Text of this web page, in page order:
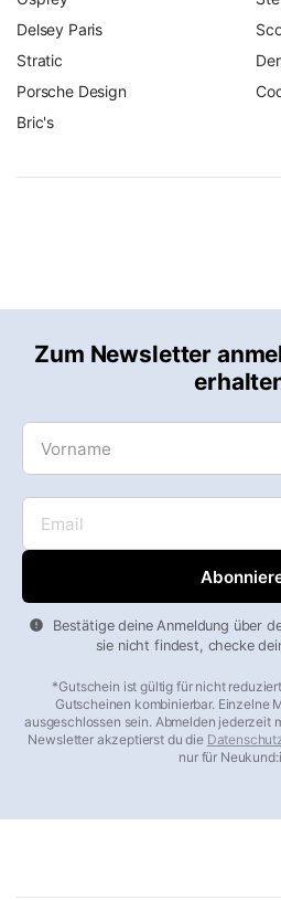
Delsey Paris
Stratic
Porsche Design
Bric's
Zum Newsletter
Vorname
Email
Bestätige deine Anmeldung über
sie nicht findest, checke
*Gutschein ist gültig für nicht
Gutscheinen kombinierbar. Einzelne
ausgeschlossen sein. Abmelden jederzeit
Newsletter akzeptierst du die
nur für